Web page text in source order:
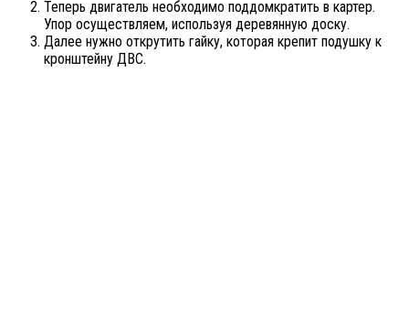
Теперь двигатель необходимо поддомкратить в картер.
Упор осуществляем, используя деревянную доску.
Далее нужно открутить гайку, которая крепит подушку к
кронштейну ДВС.